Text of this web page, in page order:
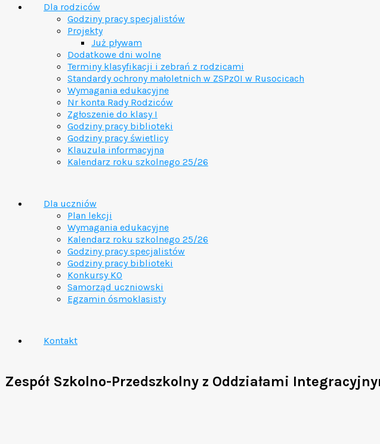
Dla rodziców
Godziny pracy specjalistów
Projekty
Już pływam
Dodatkowe dni wolne
Terminy klasyfikacji i zebrań z rodzicami
Standardy ochrony małoletnich w ZSPzOI w Rusocicach
Wymagania edukacyjne
Nr konta Rady Rodziców
Zgłoszenie do klasy I
Godziny pracy biblioteki
Godziny pracy świetlicy
Klauzula informacyjna
Kalendarz roku szkolnego 25/26
Dla uczniów
Plan lekcji
Wymagania edukacyjne
Kalendarz roku szkolnego 25/26
Godziny pracy specjalistów
Godziny pracy biblioteki
Konkursy KO
Samorząd uczniowski
Egzamin ósmoklasisty
Kontakt
Zespół Szkolno-Przedszkolny z Oddziałami